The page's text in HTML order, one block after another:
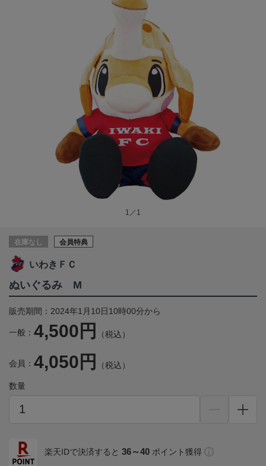
1／1
在庫なし 会員特典
いわきＦＣ
ぬいぐるみ M
販売期間：2024年1月10日10時00分から
一般： 4,500円 （税込）
会員： 4,050円 （税込）
数量
楽天IDで決済すると 36～40 ポイント獲得